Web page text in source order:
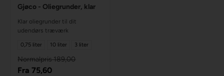
Gjøco - Oliegrunder, klar
Klar oliegrunder til dit
udendørs træværk
0,75 liter 10 liter 3 liter
Normalpris 189,00
Fra75,60